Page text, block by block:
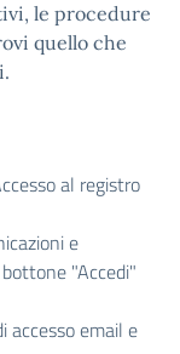
le procedure
quello che
al registro
e
"Accedi"
email e